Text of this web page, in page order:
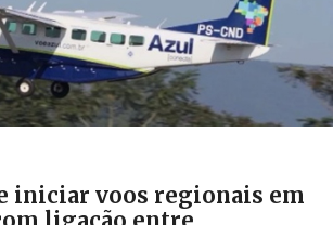
iniciar voos regionais em